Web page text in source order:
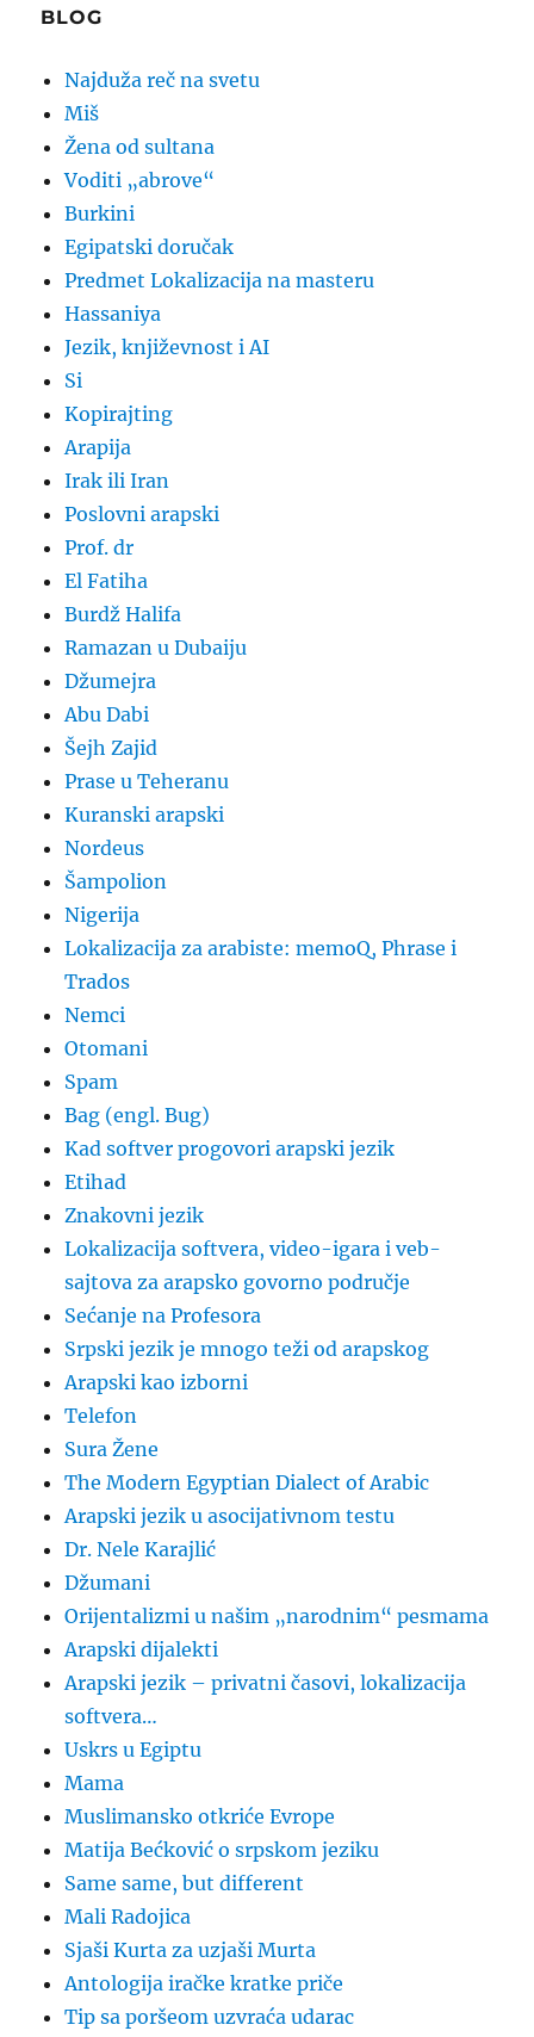
BLOG
Najduža reč na svetu
Miš
Žena od sultana
Voditi „abrove“
Burkini
Egipatski doručak
Predmet Lokalizacija na masteru
Hassaniya
Jezik, književnost i AI
Si
Kopirajting
Arapija
Irak ili Iran
Poslovni arapski
Prof. dr
El Fatiha
Burdž Halifa
Ramazan u Dubaiju
Džumejra
Abu Dabi
Šejh Zajid
Prase u Teheranu
Kuranski arapski
Nordeus
Šampolion
Nigerija
Lokalizacija za arabiste: memoQ, Phrase i
Trados
Nemci
Otomani
Spam
Bag (engl. Bug)
Kad softver progovori arapski jezik
Etihad
Znakovni jezik
Lokalizacija softvera, video-igara i veb-
sajtova za arapsko govorno područje
Sećanje na Profesora
Srpski jezik je mnogo teži od arapskog
Arapski kao izborni
Telefon
Sura Žene
The Modern Egyptian Dialect of Arabic
Arapski jezik u asocijativnom testu
Dr. Nele Karajlić
Džumani
Orijentalizmi u našim „narodnim“ pesmama
Arapski dijalekti
Arapski jezik – privatni časovi, lokalizacija
softvera…
Uskrs u Egiptu
Mama
Muslimansko otkriće Evrope
Matija Bećković o srpskom jeziku
Same same, but different
Mali Radojica
Sjaši Kurta za uzjaši Murta
Antologija iračke kratke priče
Tip sa poršeom uzvraća udarac